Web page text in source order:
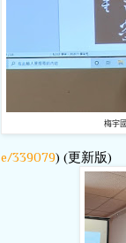
梅宇
e/339079) (更新版)